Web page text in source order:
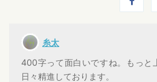
糸太
400字って面白いですね。もっと
日々精進しております。